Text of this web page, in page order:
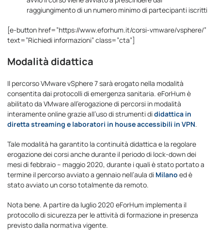
raggiungimento di un numero minimo di partecipanti iscritti
[e-button href=”https://www.eforhum.it/corsi-vmware/vsphere/”
text=”Richiedi informazioni” class=”cta”]
Modalità didattica
Il percorso VMware vSphere 7 sarà erogato nella modalità
consentita dai protocolli di emergenza sanitaria. eForHum è
abilitato da VMware all’erogazione di percorsi in modalità
interamente online grazie all’uso di strumenti dididattica in
diretta streaming e laboratori in house accessibili in VPN.
Tale modalità ha garantito la continuità didattica e la regolare
erogazione dei corsi anche durante il periodo di lock-down dei
mesi di febbraio – maggio 2020, durante i quali è stato portato a
termine il percorso avviato a gennaio nell’aula di Milano ed è
stato avviato un corso totalmente da remoto.
Nota bene. A partire da luglio 2020 eForHum implementa il
protocollo di sicurezza per le attività di formazione in presenza
previsto dalla normativa vigente.